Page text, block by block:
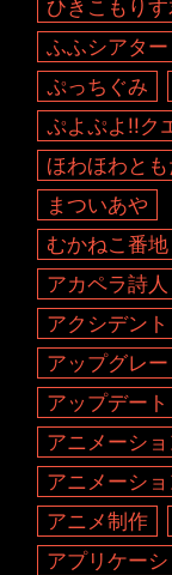
ひきこもり
ふふシアター
ぷっちぐみ
ぷよぷよ!!ク
ほわほわとも
まついあや
むかねこ番地
アカペラ詩人
アクシデント
アップグレー
アップデート
アニメーショ
アニメーシ
アニメ制作
アプリケー